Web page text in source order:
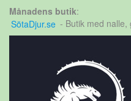
Månadens butik:
SötaDjur.se - Butik med nalle,